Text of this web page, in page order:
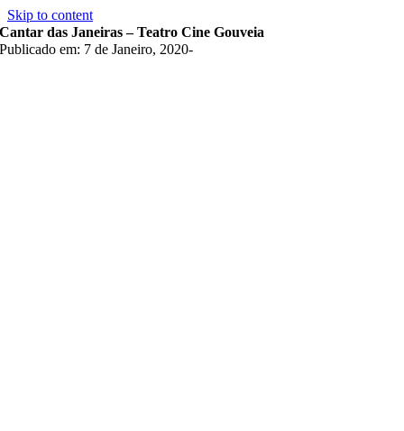
Skip to content
Cantar das Janeiras – Teatro Cine Gouveia
Publicado em: 7 de Janeiro, 2020-